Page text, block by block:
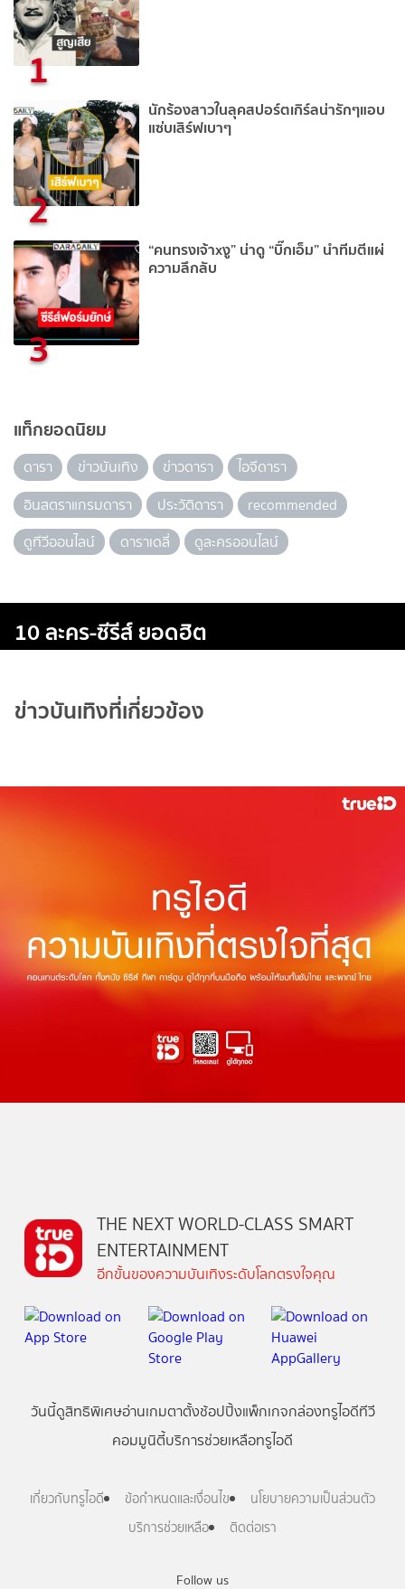
1
2
นักร้องสาวในลุคสปอร์ตเกิร์ลน่ารักๆแอบ
แซ่บเสิร์ฟเบาๆ
3
“คนทรงเจ้าxงู” น่าดู “บิ๊กเอ็ม” นำทีมตีแผ่
ความลึกลับ
แท็กยอดนิยม
ดารา ข่าวบันเทิง ข่าวดารา
ไอจีดารา
อินสตราแกรมดารา
ประวัติดารา
recommended
ดูทีวีออนไลน์
ดาราเดลี่ ดูละครออนไลน์
10 ละคร-ซีรีส์ ยอดฮิต
ข่าวบันเทิงที่เกี่ยวข้อง
Follow us
THE NEXT WORLD-CLASS SMART
ENTERTAINMENT
อีกขั้นของความบันเทิงระดับโลกตรงใจคุณ
วันนี้ดูสิทธิพิเศษอ่านเกมตาตั้งช้อปปิ้งแพ็กเกจกล่องทรูไอดีทีวี
คอมมูนิตี้บริการช่วยเหลือทรูไอดี
เกี่ยวกับทรูไอดี ข้อกำหนดและเงื่อนไข
นโยบายความเป็นส่วนตัว
บริการช่วยเหลือ
ติดต่อเรา